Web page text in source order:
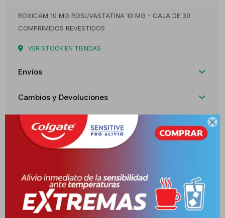

ROXICAM 10 MG ROSUVASTATINA 10 MG - CAJA DE 30
COMPRIMIDOS REVESTIDOS
VER STOCK EN TIENDAS
Envíos
Cambios y Devoluciones
Medios de pago
Características